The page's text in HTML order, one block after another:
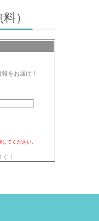
）
をお届け！
てください。
ぐ！